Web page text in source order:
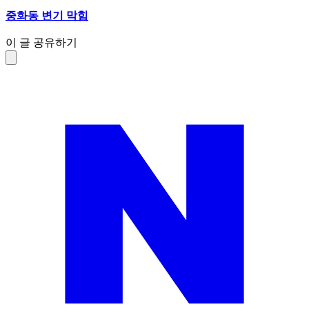
중화동 변기 막힘
이 글 공유하기